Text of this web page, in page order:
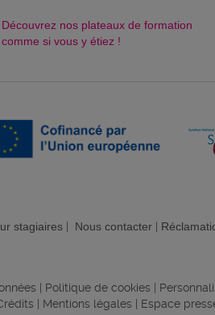
Découvrez nos plateaux de formation
comme si vous y étiez !
stagiaires Nous contacter
Politique de cookies
Mentions légales Espace